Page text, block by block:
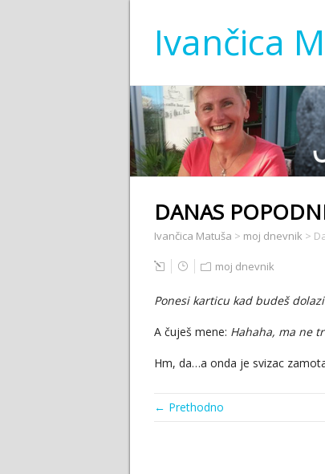
Ivančica
DANAS
Ivančica Matuša > moj dnevnik >
moj dnevnik
Ponesi karticu kad budeš
A čuješ mene: Hahaha, ma ne
Hm, da…a onda je svizac
← Prethodno